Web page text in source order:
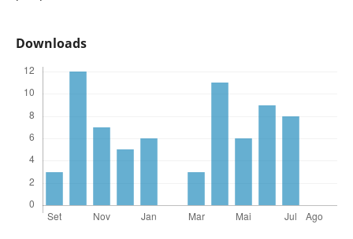
Downloads